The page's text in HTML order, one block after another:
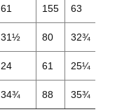
61 155 63
31½ 80 32¾
24 61 25¼
34¾ 88 35¾